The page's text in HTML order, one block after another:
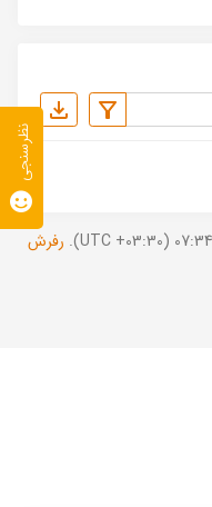
رفرش
نظرسنجی